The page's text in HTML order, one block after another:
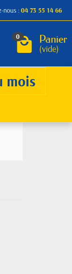
nous :04 73 55 14 66
0 Panier
(vide)
mois